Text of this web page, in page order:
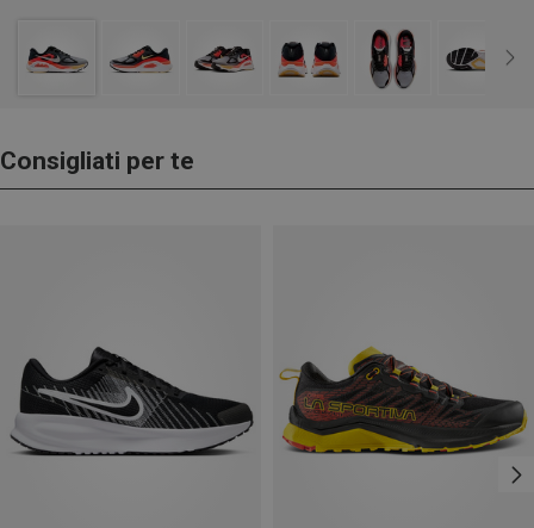
Consigliati per te